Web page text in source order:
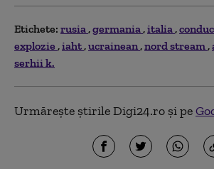
Etichete: rusia germania italia
explozie iaht ucrainean nord stream
serhii k.
Urmărește știrile Digi24.ro și pe